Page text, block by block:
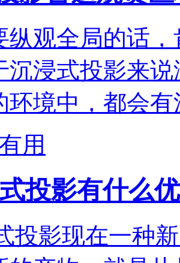
纵观全局的话
沉浸式投影来
环境中，都会
用
投影有什么
投影现在一种